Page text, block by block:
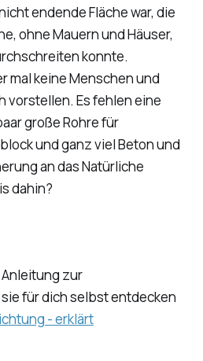
endende Fläche war, die
ohne Mauern und Häuser,
konnte.
mal keine Menschen und
vorstellen. Es fehlen eine
große Rohre für
und ganz viel Beton und
an das Natürliche
dahin?
zur
für dich selbst entdecken
- erklärt